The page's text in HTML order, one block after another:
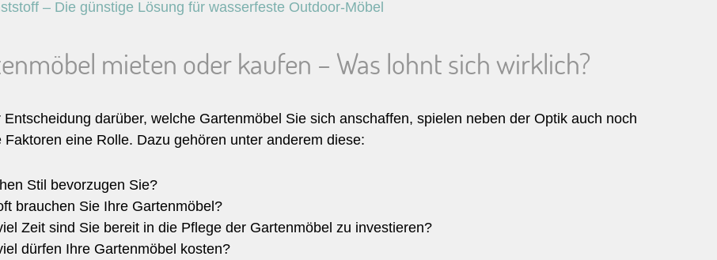
– Die günstige Lösung für wasserfeste Outdoor-Möbel
mieten oder kaufen – Was lohnt sich wirklich?
Entscheidung darüber, welche Gartenmöbel Sie sich anschaffen, spielen neben der Optik auch noch
Faktoren eine Rolle. Dazu gehören unter anderem diese:
Stil bevorzugen Sie?
brauchen Sie Ihre Gartenmöbel?
Zeit sind Sie bereit in die Pflege der Gartenmöbel zu investieren?
dürfen Ihre Gartenmöbel kosten?